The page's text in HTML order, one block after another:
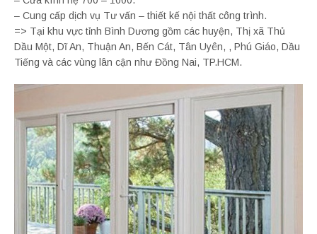
– Cung cấp dịch vụ Tư vấn – thiết kế nội thất công trình.
=> Tại khu vực tỉnh Bình Dương gồm các huyện, Thị xã Thủ
Dầu Một, Dĩ An, Thuận An, Bến Cát, Tân Uyên, , Phú Giáo, Dầu
Tiếng và các vùng lân cận như Đồng Nai, TP.HCM.